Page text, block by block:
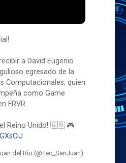
a David Eugenio
egresado de la
Computacionales, quien
como Game
FRVR.
el Reino Unido! 🇬🇧 🎮
del Río (@Tec_SanJuan)